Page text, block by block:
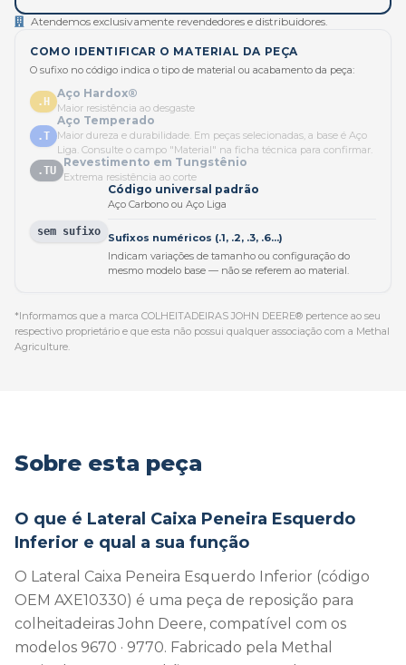
Atendemos exclusivamente revendedores e distribuidores.
COMO IDENTIFICAR O MATERIAL DA PEÇA
O sufixo no código indica o tipo de material ou acabamento da peça:
.H
Aço Hardox®
Maior resistência ao desgaste
.T
Aço Temperado
Maior dureza e durabilidade. Em peças selecionadas, a base é Aço
Liga. Consulte o campo "Material" na ficha técnica para confirmar.
.TU
Revestimento em Tungstênio
Extrema resistência ao corte
sem sufixo
Código universal padrão
Aço Carbono ou Aço Liga
Sufixos numéricos (.1, .2, .3, .6...)
Indicam variações de tamanho ou configuração do
mesmo modelo base — não se referem ao material.
*Informamos que a marca COLHEITADEIRAS JOHN DEERE® pertence ao seu
respectivo proprietário e que esta não possui qualquer associação com a Methal
Agriculture.
Sobre esta peça
O que é Lateral Caixa Peneira Esquerdo
Inferior e qual a sua função
O Lateral Caixa Peneira Esquerdo Inferior (código
OEM AXE10330) é uma peça de reposição para
colheitadeiras John Deere, compatível com os
modelos 9670 · 9770. Fabricado pela Methal